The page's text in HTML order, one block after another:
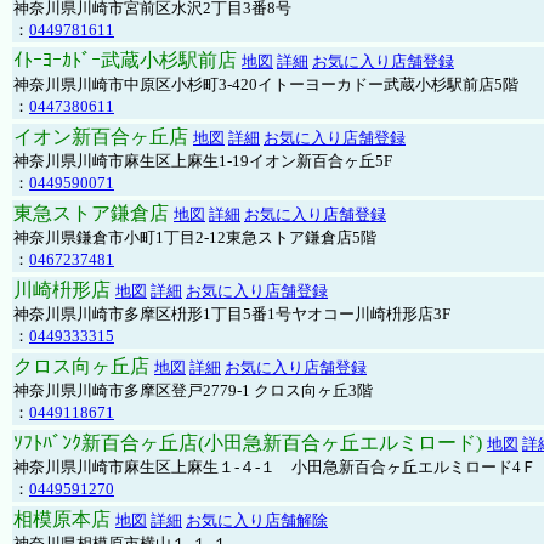
神奈川県川崎市宮前区水沢2丁目3番8号
： 0449781611
ｲﾄｰﾖｰｶﾄﾞｰ武蔵小杉駅前店 地図 詳細 お気に入り店舗登録
神奈川県川崎市中原区小杉町3-420イトーヨーカドー武蔵小杉駅前店5階
： 0447380611
イオン新百合ヶ丘店 地図 詳細 お気に入り店舗登録
神奈川県川崎市麻生区上麻生1-19イオン新百合ヶ丘5F
： 0449590071
東急ストア鎌倉店 地図 詳細 お気に入り店舗登録
神奈川県鎌倉市小町1丁目2-12東急ストア鎌倉店5階
： 0467237481
川崎枡形店 地図 詳細 お気に入り店舗登録
神奈川県川崎市多摩区枡形1丁目5番1号ヤオコー川崎枡形店3F
： 0449333315
クロス向ヶ丘店 地図 詳細 お気に入り店舗登録
神奈川県川崎市多摩区登戸2779-1 クロス向ヶ丘3階
： 0449118671
ｿﾌﾄﾊﾞﾝｸ新百合ヶ丘店(小田急新百合ヶ丘エルミロード) 地図 詳
神奈川県川崎市麻生区上麻生１-４-１ 小田急新百合ヶ丘エルミロード4Ｆ
： 0449591270
相模原本店 地図 詳細 お気に入り店舗解除